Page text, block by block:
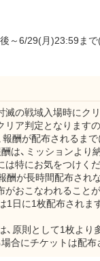
～6/29(月)23:59ま
の戦域入場時にク
リア判定となります
報酬が配布されるま
は、ミッションより
は特にお気をつけく
酬が長時間配布され
おこなわれること
1日に1枚配布されま
、原則として1枚よ
合にチケットは配布